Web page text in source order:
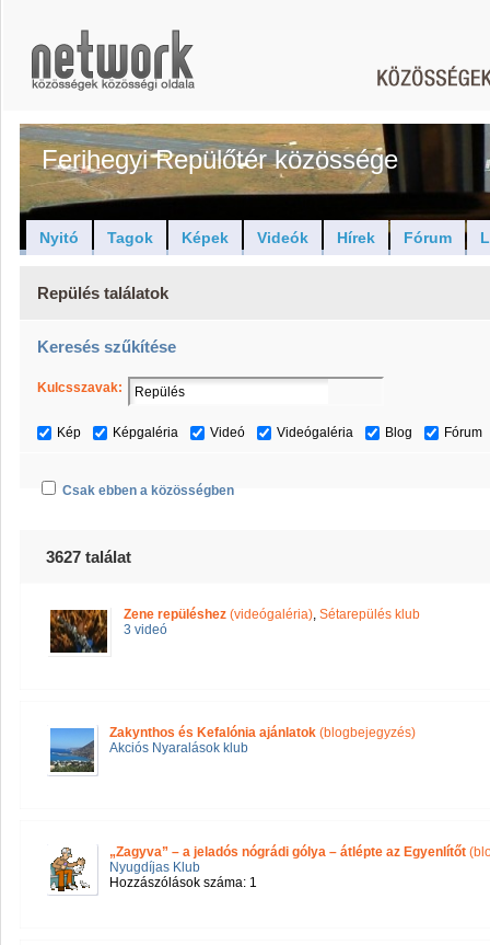
Ferihegyi Repülőtér közössége
Nyitó Tagok Képek Videók Hírek Fórum
Repülés találatok
Keresés szűkítése
Kulcsszavak:
Kép Képgaléria Videó Videógaléria Blog Fórum
Csak ebben a közösségben
3627 találat
Zene repüléshez (videógaléria), Sétarepülés klub
3 videó
Zakynthos és Kefalónia ajánlatok (blogbejegyzés)
Akciós Nyaralások klub
„Zagyva” – a jeladós nógrádi gólya – átlépte az Egyenlítőt
Nyugdíjas Klub
Hozzászólások száma: 1